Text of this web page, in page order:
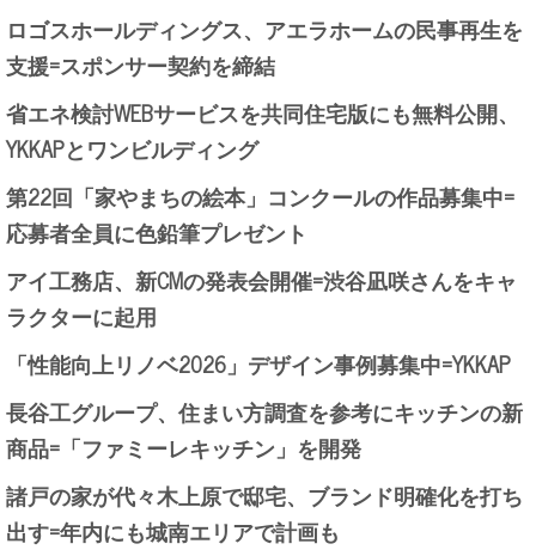
ロゴスホールディングス、アエラホームの民事再生を
支援=スポンサー契約を締結
省エネ検討WEBサービスを共同住宅版にも無料公開、
YKKAPとワンビルディング
第22回「家やまちの絵本」コンクールの作品募集中=
応募者全員に色鉛筆プレゼント
アイ工務店、新CMの発表会開催=渋谷凪咲さんをキャ
ラクターに起用
「性能向上リノベ2026」デザイン事例募集中=YKKAP
長谷工グループ、住まい方調査を参考にキッチンの新
商品=「ファミーレキッチン」を開発
諸戸の家が代々木上原で邸宅、ブランド明確化を打ち
出す=年内にも城南エリアで計画も